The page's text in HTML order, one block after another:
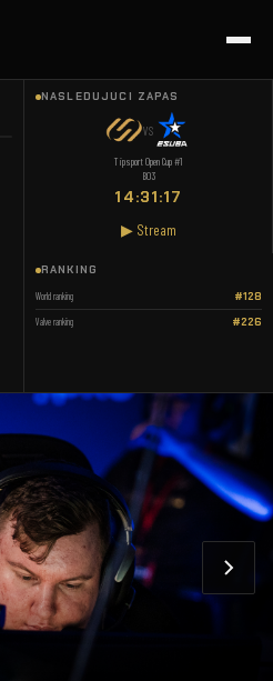
NASLEDUJÚCI ZÁPAS
VS
Tipsport Open Cup #1
BO3
14:31:16
▶ Stream
RANKING
World ranking #128
Valve ranking #226